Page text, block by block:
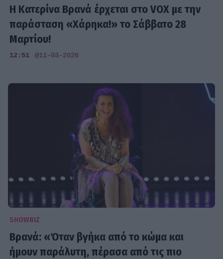
Η Κατερίνα Βρανά έρχεται στο VOX με την
παράσταση «Χάρηκα!» το Σάββατο 28
Μαρτίου!
12:51 @11-03-2026
SHOWBIZ
Βρανά: «Όταν βγήκα από το κώμα και
ήμουν παράλυτη, πέρασα από τις πιο